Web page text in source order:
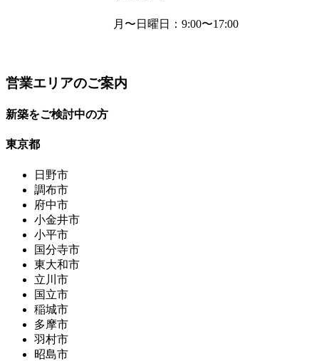
月〜日曜日 ：9:00〜17:00
営業エリアのご案内
新築をご検討中の方
東京都
日野市
調布市
府中市
小金井市
小平市
国分寺市
東大和市
立川市
国立市
稲城市
多摩市
羽村市
昭島市